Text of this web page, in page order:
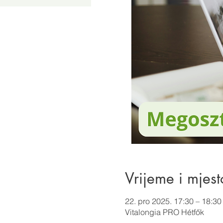
Vrijeme i
22. pro 2025. 17:30 – 18:30
Vitalongia PRO Hétfők